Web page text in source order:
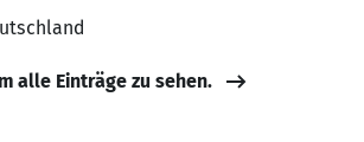
alle Einträge zu sehen.